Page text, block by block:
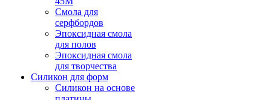
Смола для
серфбордов
Эпоксидная смола
для полов
Эпоксидная смола
для творчества
Силикон для форм
Силикон на основе